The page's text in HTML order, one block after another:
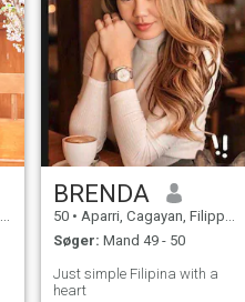
BRENDA
50 • Aparri, Cagayan, Filippinerne
Søger: Mand 49 - 50
Just simple Filipina with a
heart